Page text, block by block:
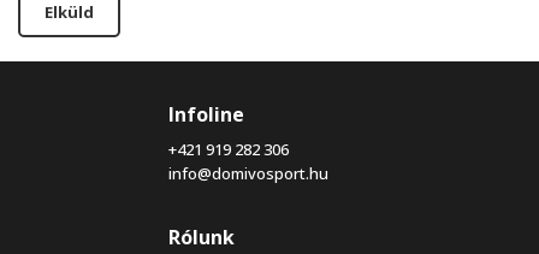
Elküld
Infoline
+421 919 282 306
info@domivosport.hu
Rólunk